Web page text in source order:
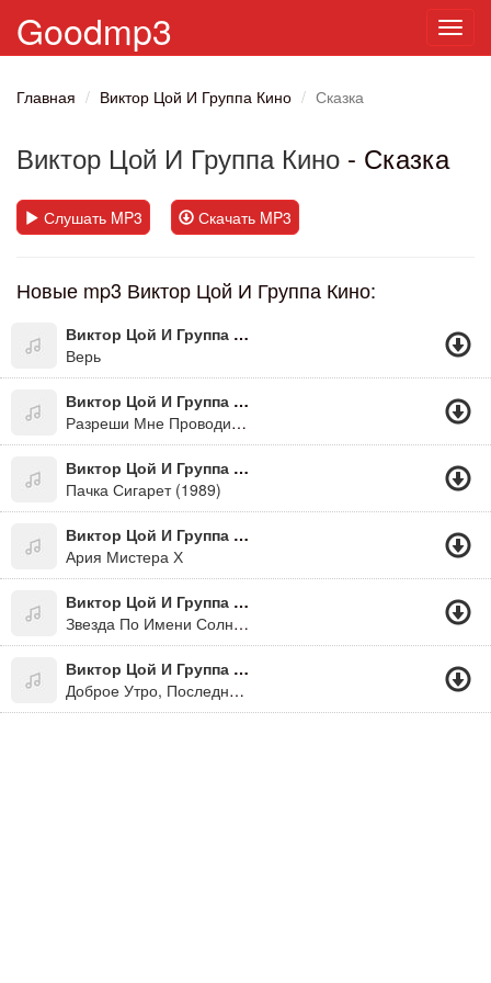
Goodmp3
Главная Виктор Цой И Группа Кино Сказка
Виктор Цой И Группа Кино - Сказка
Слушать MP3 Скачать MP3
Новые mp3 Виктор Цой И Группа Кино:
Виктор Цой И Группа Кино
Верь
Виктор Цой И Группа Кино
Разреши Мне Проводить Тебя Домой
Виктор Цой И Группа Кино
Пачка Сигарет (1989)
Виктор Цой И Группа Кино
Ария Мистера Х
Виктор Цой И Группа Кино
Звезда По Имени Солнце (К/ф "Игла")
Виктор Цой И Группа Кино
Доброе Утро, Последний Герой!